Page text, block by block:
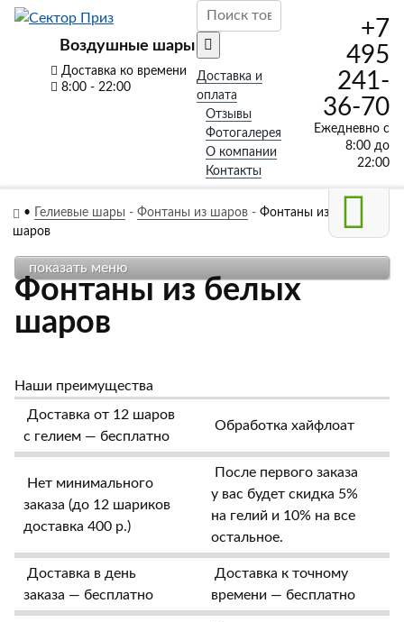
Воздушные шары
Доставка ко времени
8:00 - 22:00
Доставка и
оплата
Отзывы
Фотогалерея
О компании
Контакты
+7
495
241-
36-70
Ежедневно с
8:00 до
22:00
• Гелиевые шары - Фонтаны из шаров- Фонтаны из белых
шаров
Фонтаны из белых
шаров
Наши преимущества
Доставка от 12 шаров
с гелием — бесплатно
Обработка хайфлоат
Нет минимального
заказа (до 12 шариков
доставка 400 р.)
После первого заказа
у вас будет скидка 5%
на гелий и 10% на все
остальное.
Доставка в день
заказа — бесплатно
Доставка к точному
времени — бесплатно
показать меню